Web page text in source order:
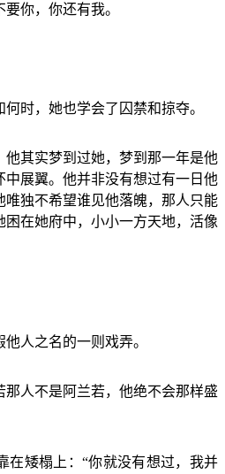
你，你还有我。
时，她也学会了囚禁和掠夺。
其实梦到过她，梦到那一年是他
展翼。他并非没有想过有一日他
唯独不希望谁见他落魄，那人只能
在她府中，小小一方天地，活像
人之名的一则戏弄。
人不是阿兰若，他绝不会那样盛
在矮榻上：“你就没有想过，我并